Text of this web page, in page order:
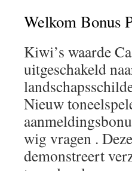
Welkom Bonus
Kiwi’s waarde
uitgeschakeld
Nieuw
wig vragen .
demonstreert